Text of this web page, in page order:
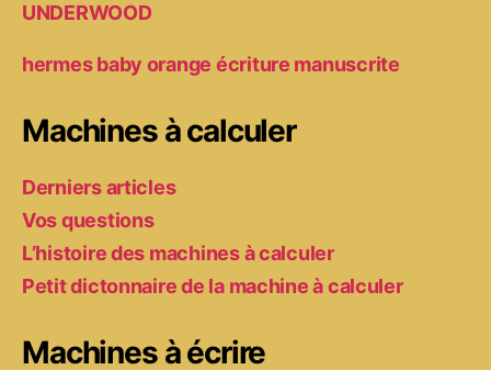
UNDERWOOD
hermes baby orange écriture manuscrite
Machines à calculer
Derniers articles
Vos questions
L’histoire des machines à calculer
Petit dictonnaire de la machine à calculer
Machines à écrire